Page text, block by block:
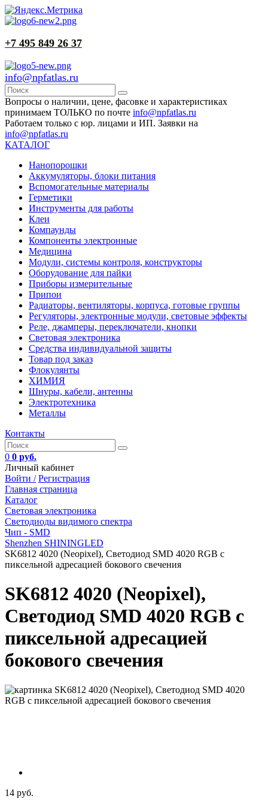
+7 495 849 26 37
info@npfatlas.ru
Вопросы о наличии, цене, фасовке и характеристиках
принимаем ТОЛЬКО по почте info@npfatlas.ru
Работаем только с юр. лицами и ИП. Заявки на
info@npfatlas.ru
КАТАЛОГ
Нанопорошки
Аккумуляторы, блоки питания
Вспомогательные материалы
Герметики
Инструменты для работы
Клеи
Компаунды
Компоненты электронные
Медицина
Модули, системы контроля, конструкторы
Оборудование для пайки
Приборы измерительные
Припои
Радиаторы, вентиляторы, корпуса, готовые группы
Регуляторы, электронные модули, световые эффекты
Реле, джамперы, переключатели, кнопки
Световая электроника
Средства индивидуальной защиты
Товар под заказ
Флокулянты
ХИМИЯ
Шнуры, кабели, антенны
Электротехника
Металлы
Контакты
0 0 руб.
Личный кабинет
Войти / Регистрация
Главная страница
Каталог
Световая электроника
Светодиоды видимого спектра
Чип - SMD
Shenzhen SHININGLED
SK6812 4020 (Neopixel), Светодиод SMD 4020 RGB с
пиксельной адресацией бокового свечения
SK6812 4020 (Neopixel),
Светодиод SMD 4020 RGB с
пиксельной адресацией
бокового свечения
14 руб.